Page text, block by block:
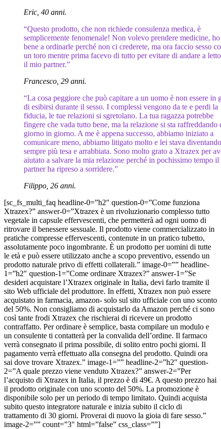
Eric, 40 anni.
“Questo prodotto, che non richiede consulenza medica, è
semplicemente fenomenale! Non volevo prendere medicine,
bene a ordinarle perché non ci crederete, ma ora faccio sesso
un toro mentre prima facevo di tutto per evitare di andare a
il mio partner.”
Francesco, 29 anni.
“La cosa peggiore che può capitare a un uomo è non essere in
di esibirsi durante il sesso. I complessi vengono da te e perdi la
fiducia, le tue relazioni si sgretolano. La tua ragazza potrebbe
fingere che vada tutto bene, ma la relazione si sta raffreddando
giorno in giorno. A me è appena successo, abbiamo iniziato a
comunicare meno, abbiamo litigato molto e lei stava diventando
sempre più tesa e arrabbiata. Sono molto grato a Xtrazex per
aiutato a salvare la mia relazione perché in pochissimo tempo
partner ha ripreso a sorridere.”
Filippo, 26 anni.
[sc_fs_multi_faq headline-0=”h2″ question-0=”Come funziona
Xtrazex?” answer-0=”Xtrazex è un rivoluzionario complesso tutto
vegetale in capsule effervescenti, che permetterà ad ogni uomo di
ritrovare il benessere sessuale. Il prodotto viene commercializzato in
pratiche compresse effervescenti, contenute in un pratico tubetto,
assolutamente poco ingombrante. È un prodotto per uomini di tutte
le età e può essere utilizzato anche a scopo preventivo, essendo un
prodotto naturale privo di effetti collaterali.” image-0=”” headline-
1=”h2″ question-1=”Come ordinare Xtrazex?” answer-1=”Se
desideri acquistare l’Xtrazex originale in Italia, devi farlo tramite il
sito Web ufficiale del produttore. In effetti, Xtrazex non può essere
acquistato in farmacia, amazon- solo sul sito ufficiale con uno sconto
del 50%. Non consigliamo di acquistarlo da Amazon perché ci sono
così tante frodi Xtrazex che rischierai di ricevere un prodotto
contraffatto. Per ordinare è semplice, basta compilare un modulo e
un consulente ti contatterà per la convalida dell’ordine. Il farmaco
verrà consegnato il prima possibile, di solito entro pochi giorni. Il
pagamento verrà effettuato alla consegna del prodotto. Quindi ora
sai dove trovare Xtrazex.” image-1=”” headline-2=”h2″ question-
2=”A quale prezzo viene venduto Xtrazex?” answer-2=”Per
l’acquisto di Xtrazex in Italia, il prezzo è di 49€. A questo prezzo hai
il prodotto originale con uno sconto del 50%. La promozione è
disponibile solo per un periodo di tempo limitato. Quindi acquista
subito questo integratore naturale e inizia subito il ciclo di
trattamento di 30 giorni. Proverai di nuovo la gioia di fare sesso.”
image-2=”” count=”3″ html=”false” css_class=””]